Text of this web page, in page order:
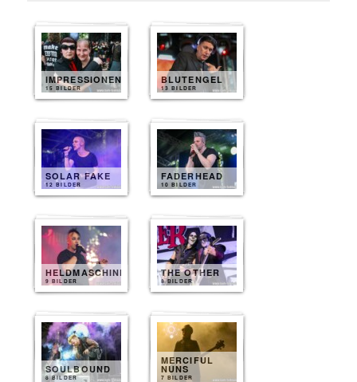
IMPRESSIONEN
15 BILDER
BLUTENGEL
13 BILDER
SOLAR FAKE
12 BILDER
FADERHEAD
10 BILDER
HELDMASCHINE
9 BILDER
THE OTHER
8 BILDER
SOULBOUND
8 BILDER
MERCIFUL
NUNS
7 BILDER